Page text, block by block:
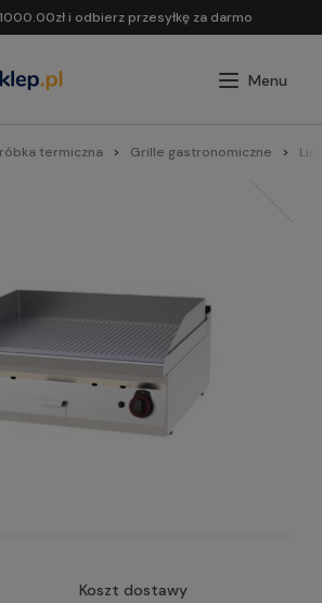
i odbierz przesyłkę za darmo
termiczna Grille gastronomiczne
Koszt dostawy